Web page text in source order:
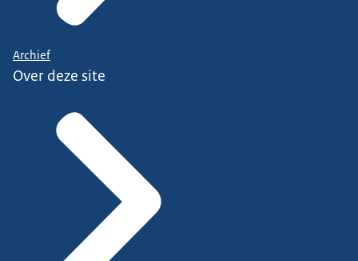
Archief
Over deze site